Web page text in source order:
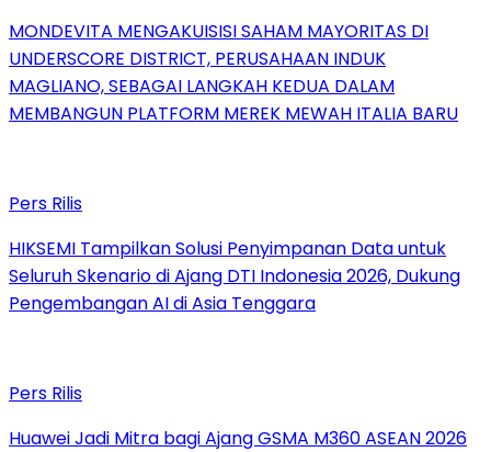
MONDEVITA MENGAKUISISI SAHAM MAYORITAS DI
UNDERSCORE DISTRICT, PERUSAHAAN INDUK
MAGLIANO, SEBAGAI LANGKAH KEDUA DALAM
MEMBANGUN PLATFORM MEREK MEWAH ITALIA BARU
Pers Rilis
HIKSEMI Tampilkan Solusi Penyimpanan Data untuk
Seluruh Skenario di Ajang DTI Indonesia 2026, Dukung
Pengembangan AI di Asia Tenggara
Pers Rilis
Huawei Jadi Mitra bagi Ajang GSMA M360 ASEAN 2026